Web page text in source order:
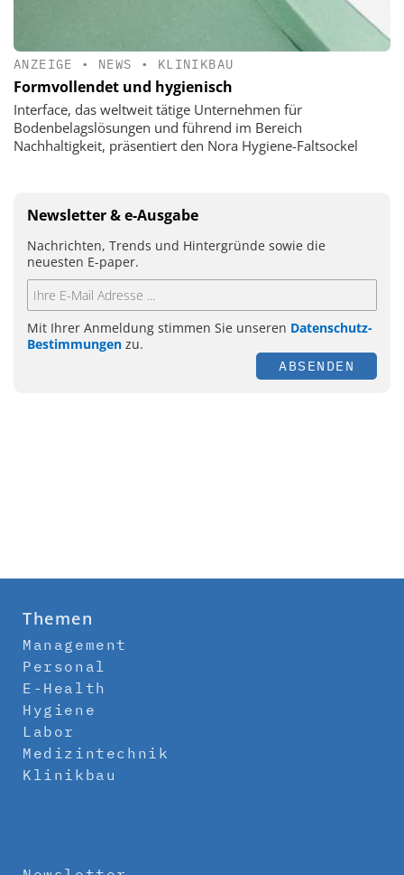
ANZEIGE • NEWS • KLINIKBAU
Formvollendet und hygienisch
Interface, das weltweit tätige Unternehmen für
Bodenbelagslösungen und führend im Bereich
Nachhaltigkeit, präsentiert den Nora Hygiene-Faltsockel
Newsletter & e-Ausgabe
Nachrichten, Trends und Hintergründe sowie die
neuesten E-paper.
Mit Ihrer Anmeldung stimmen Sie unseren Datenschutz-
Bestimmungen zu.
ABSENDEN
Themen
Management
Personal
E-Health
Hygiene
Labor
Medizintechnik
Klinikbau